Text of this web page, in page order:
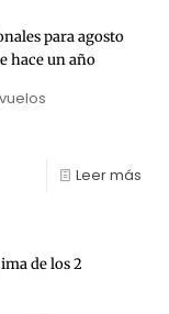
para agosto
hace un año
Leer más
de los 2